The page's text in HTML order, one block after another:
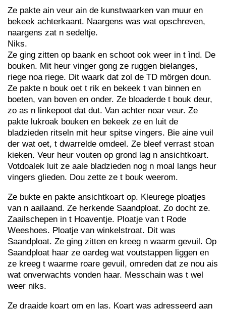
Ze pakte ain veur ain de kunstwaarken van muur en
bekeek achterkaant. Naargens was wat opschreven,
naargens zat n sedeltje.
Niks.
Ze ging zitten op baank en schoot ook weer in t ìnd. De
bouken. Mit heur vinger gong ze ruggen bielanges,
riege noa riege. Dit waark dat zol de TD mörgen doun.
Ze pakte n bouk oet t rik en bekeek t van binnen en
boeten, van boven en onder. Ze bloaderde t bouk deur,
zo as n linkepoot dat dut. Van achter noar veur. Ze
pakte lukroak bouken en bekeek ze en luit de
bladzieden ritseln mit heur spitse vingers. Bie aine vuil
der wat oet, t dwarrelde omdeel. Ze bleef verrast stoan
kieken. Veur heur vouten op grond lag n ansichtkoart.
Votdoalek luit ze aale bladzieden nog n moal langs heur
vingers glieden. Dou zette ze t bouk weerom.
Ze bukte en pakte ansichtkoart op. Kleurege ploatjes
van n aailaand. Ze herkende Saandploat. Zo docht ze.
Zaailschepen in t Hoaventje. Ploatje van t Rode
Weeshoes. Ploatje van winkelstroat. Dit was
Saandploat. Ze ging zitten en kreeg n waarm gevuil. Op
Saandploat haar ze oardeg wat voutstappen liggen en
ze kreeg t waarme roare gevuil, omreden dat ze nou ais
wat onverwachts vonden haar. Messchain was t wel
weer niks.
Ze draaide koart om en las. Koart was adresseerd aan